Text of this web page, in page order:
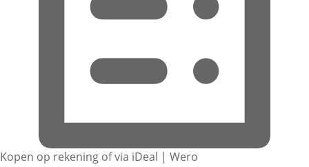
Kopen op rekening of via iDeal | Wero